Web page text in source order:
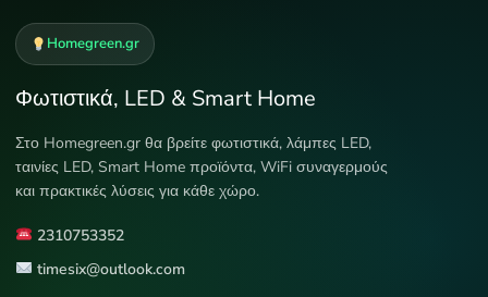
Homegreen.gr
Φωτιστικά, LED & Smart Home
Στο Homegreen.gr θα βρείτε φωτιστικά, λάμπες LED,
ταινίες LED, Smart Home προϊόντα, WiFi συναγερμούς
και πρακτικές λύσεις για κάθε χώρο.
2310753352
timesix@outlook.com